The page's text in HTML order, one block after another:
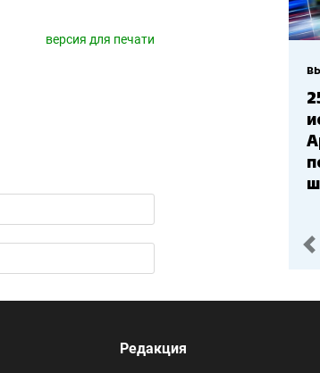
версия для печати
Редакция